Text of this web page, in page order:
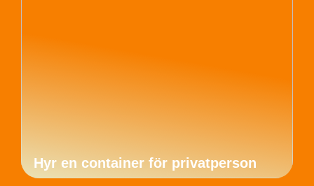
Hyr en container för privatperson